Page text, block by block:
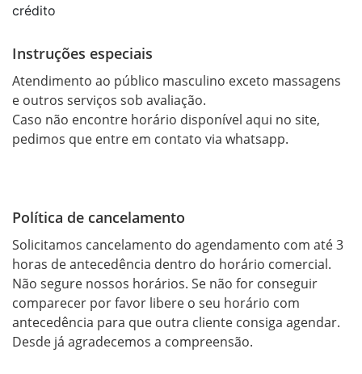
crédito
Instruções especiais
Atendimento ao público masculino exceto massagens
e outros serviços sob avaliação.
Caso não encontre horário disponível aqui no site,
pedimos que entre em contato via whatsapp.
Política de cancelamento
Solicitamos cancelamento do agendamento com até 3
horas de antecedência dentro do horário comercial.
Não segure nossos horários. Se não for conseguir
comparecer por favor libere o seu horário com
antecedência para que outra cliente consiga agendar.
Desde já agradecemos a compreensão.